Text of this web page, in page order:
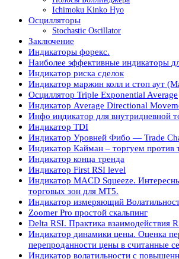
Ichimoku Kinko Hyo
Осцилляторы
Stochastic Oscillator
Заключение
Индикаторы форекс.
Наиболее эффективные индикаторы
Индикатор риска сделок
Индикатор маржин колл и стоп аут
Осциллятор Triple Exponential Average
Индикатор Average Directional
Инфо индикатор для внутридневной
Индикатор TDI
Индикатор Уровней Фибо — Trade
Индикатор Кайман – торгуем против
Индикатор конца тренда
Индикатор First RSI level
Индикатор MACD Squeeze.
торговых зон для МТ5.
Индикатор измеряющий
Zoomer Pro простой скальпинг
Delta RSI. Практика взаимодействия
Индикатор динамики цены. Оценка
перепроданности цены в считанные
Индикатор волатильности с